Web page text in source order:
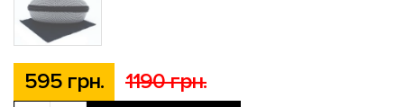
595 грн. 1190 грн.